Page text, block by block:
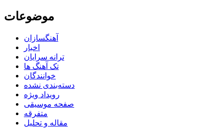
موضوعات
آهنگسازان
اخبار
ترانه سرایان
تک آهنگ ها
خوانندگان
دسته‌بندی نشده
رویداد ویژه
صفحه موسیقی
متفرقه
مقاله و تحلیل